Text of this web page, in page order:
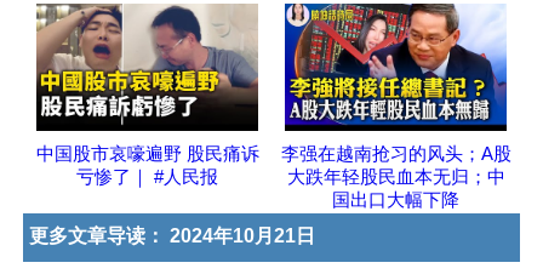
中国股市哀嚎遍野 股民痛诉
亏惨了｜ #人民报
李强在越南抢习的风头；A股
大跌年轻股民血本无归；中
国出口大幅下降
更多文章导读： 2024年10月21日